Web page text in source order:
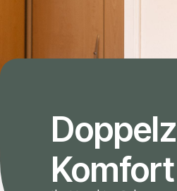
Komfort